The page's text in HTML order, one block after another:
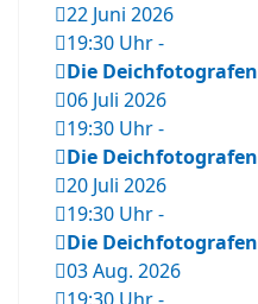
22 Juni 2026
19:30 Uhr-
Die Deichfotografen
06 Juli 2026
19:30 Uhr-
Die Deichfotografen
20 Juli 2026
19:30 Uhr-
Die Deichfotografen
03 Aug. 2026